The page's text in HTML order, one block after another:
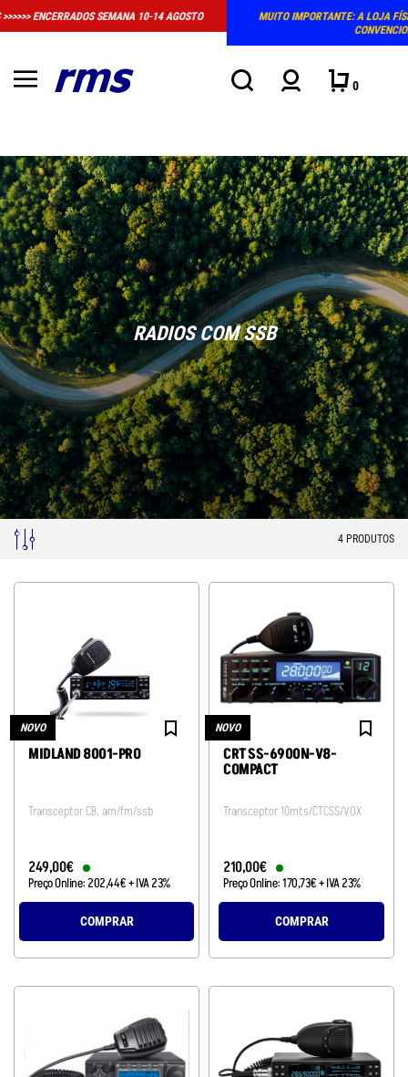
MUITO IMPORTANTE: A LOJA FÍSICA EM MASSAMÁ DEIXOU DE TER HORÁRIO
CONVENCIONAL DE ATENDIMENTO
0
RADIOS COM SSB
4PRODUTOS
NOVO
MIDLAND 8001-PRO
Transceptor CB, am/fm/ssb
249,00€
Preço Online: 202,44€+ IVA 23%
COMPRAR
NOVO
CRT SS-6900N-V8-
COMPACT
Transceptor 10mts/CTCSS/VOX
210,00€
Preço Online:170,73€+ IVA 23%
COMPRAR